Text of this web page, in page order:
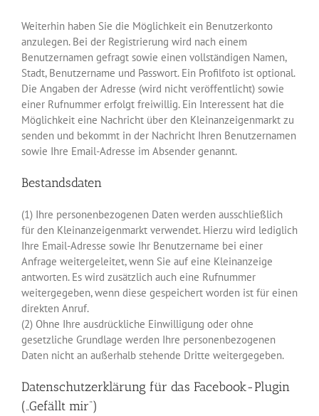
Weiterhin haben Sie die Möglichkeit ein Benutzerkonto
anzulegen. Bei der Registrierung wird nach einem
Benutzernamen gefragt sowie einen vollständigen Namen,
Stadt, Benutzername und Passwort. Ein Profilfoto ist optional.
Die Angaben der Adresse (wird nicht veröffentlicht) sowie
einer Rufnummer erfolgt freiwillig. Ein Interessent hat die
Möglichkeit eine Nachricht über den Kleinanzeigenmarkt zu
senden und bekommt in der Nachricht Ihren Benutzernamen
sowie Ihre Email-Adresse im Absender genannt.
Bestandsdaten
(1) Ihre personenbezogenen Daten werden ausschließlich
für den Kleinanzeigenmarkt verwendet. Hierzu wird lediglich
Ihre Email-Adresse sowie Ihr Benutzername bei einer
Anfrage weitergeleitet, wenn Sie auf eine Kleinanzeige
antworten. Es wird zusätzlich auch eine Rufnummer
weitergegeben, wenn diese gespeichert worden ist für einen
direkten Anruf.
(2) Ohne Ihre ausdrückliche Einwilligung oder ohne
gesetzliche Grundlage werden Ihre personenbezogenen
Daten nicht an außerhalb stehende Dritte weitergegeben.
Datenschutzerklärung für das Facebook-Plugin
(„Gefällt mir“)